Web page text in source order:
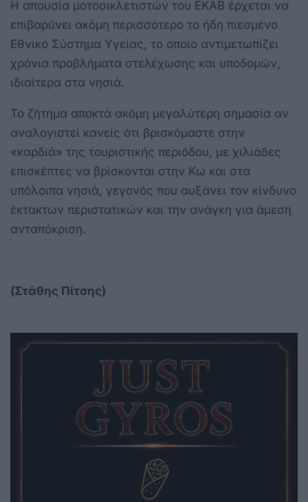
Η απουσία μοτοσικλετιστών του ΕΚΑΒ έρχεται να
επιβαρύνει ακόμη περισσότερο το ήδη πιεσμένο
Εθνικό Σύστημα Υγείας, το οποίο αντιμετωπίζει
χρόνια προβλήματα στελέχωσης και υποδομών,
ιδιαίτερα στα νησιά.
Το ζήτημα αποκτά ακόμη μεγαλύτερη σημασία αν
αναλογιστεί κανείς ότι βρισκόμαστε στην
«καρδιά» της τουριστικής περιόδου, με χιλιάδες
επισκέπτες να βρίσκονται στην Κω και στα
υπόλοιπα νησιά, γεγονός που αυξάνει τον κίνδυνο
έκτακτων περιστατικών και την ανάγκη για άμεση
ανταπόκριση.
(Στάθης Πίτσης)